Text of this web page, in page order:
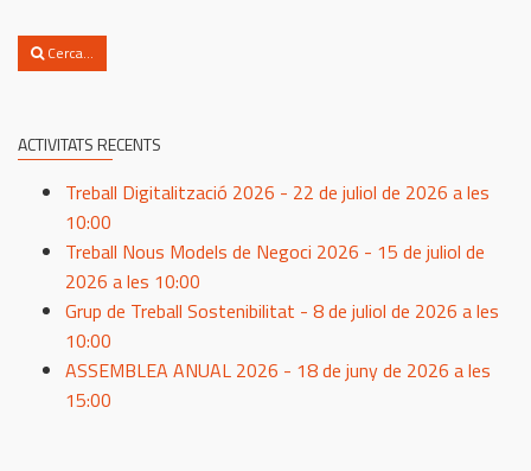
Cerca...
ACTIVITATS RECENTS
Treball Digitalització 2026 - 22 de juliol de 2026 a les
10:00
Treball Nous Models de Negoci 2026 - 15 de juliol de
2026 a les 10:00
Grup de Treball Sostenibilitat - 8 de juliol de 2026 a les
10:00
ASSEMBLEA ANUAL 2026 - 18 de juny de 2026 a les
15:00